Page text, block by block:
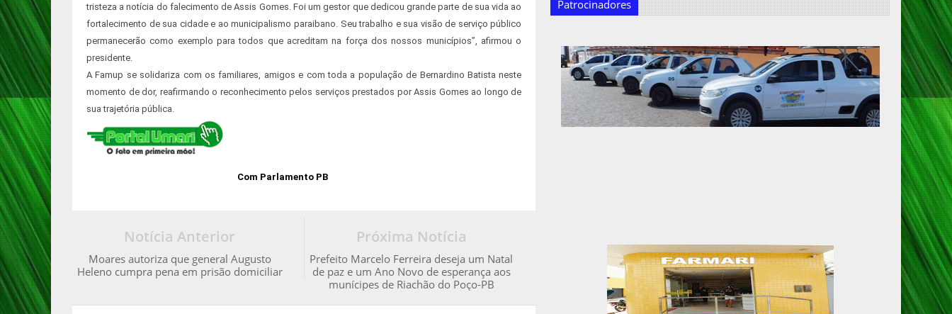
tristeza a notícia do falecimento de Assis Gomes. Foi um gestor que dedicou grande parte de sua vida ao
fortalecimento de sua cidade e ao municipalismo paraibano. Seu trabalho e sua visão de serviço público
permanecerão como exemplo para todos que acreditam na força dos nossos municípios”, afirmou o
presidente.
A Famup se solidariza com os familiares, amigos e com toda a população de Bernardino Batista neste
momento de dor, reafirmando o reconhecimento pelos serviços prestados por Assis Gomes ao longo de
sua trajetória pública.
Com Parlamento PB
Próxima Notícia
Prefeito Marcelo Ferreira deseja um Natal
de paz e um Ano Novo de esperança aos
munícipes de Riachão do Poço-PB
Notícia Anterior
Moares autoriza que general Augusto
Heleno cumpra pena em prisão domiciliar
Patrocinadores